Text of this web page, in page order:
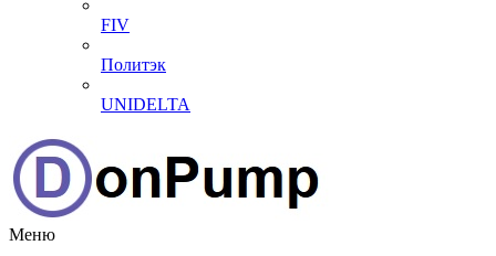
FIV
Политэк
UNIDELTA
Меню